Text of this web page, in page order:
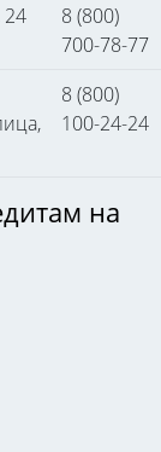
8 (800)
700-78-77
8 (800)
100-24-24
на